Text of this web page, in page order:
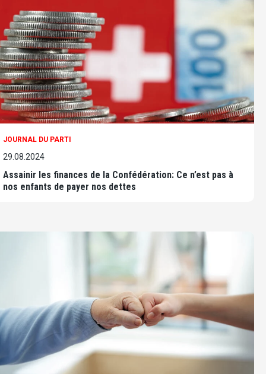
JOURNAL DU PARTI
29.08.2024
Assainir les finances de la Confédération: Ce n’est pas à
nos enfants de payer nos dettes